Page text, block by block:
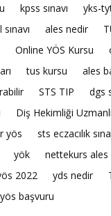
kpss sınavı yks-
ales nedir
Online YÖS Kursu
tus kursu
ales
STS TIP
dgs
Diş Hekimliği
yös sts eczacılık
yök nettekurs ales
2022 yds nedir
yös başvuru